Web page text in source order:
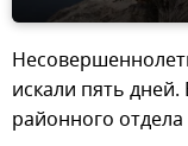
искали пять
районного